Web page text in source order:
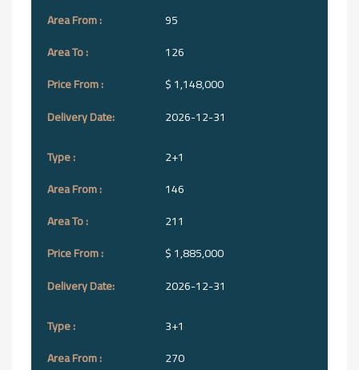
95
126
$ 1,148,000
2026-12-31
2+1
146
211
$ 1,885,000
2026-12-31
3+1
270